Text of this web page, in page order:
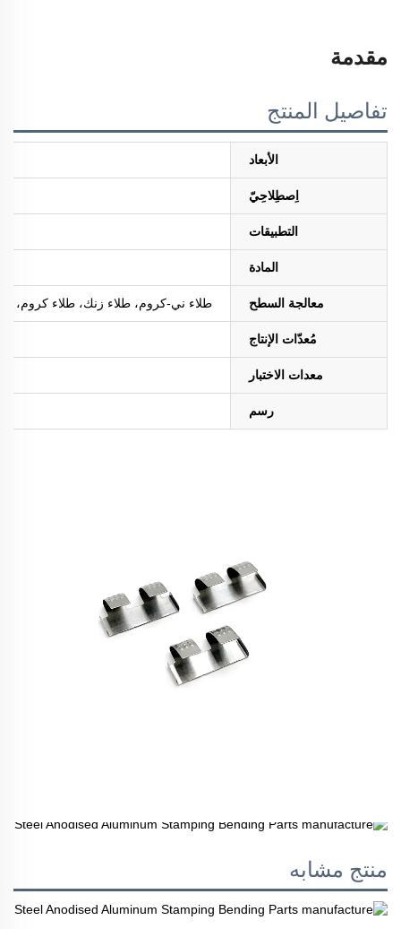
مقدمة
تفاصيل المنتج
الأبعاد
اِصطِلاحِيّ
التطبيقات
المادة
معالجة السطح طلاء ني-كروم، طلاء زنك، طلاء كروم، طلاء
مُعدّات الإنتاج
معدات الاختبار
رسم
منتج مشابه